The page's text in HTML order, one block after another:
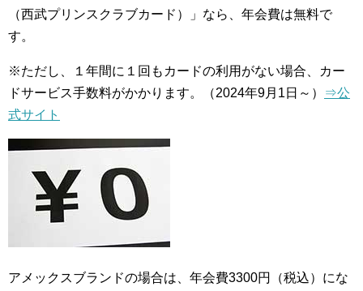
（西武プリンスクラブカード）」なら、年会費は無料で
す。
※ただし、１年間に１回もカードの利用がない場合、カー
ドサービス手数料がかかります。（2024年9月1日～）
⇒公
式サイト
アメックスブランドの場合は、年会費3300円（税込）にな